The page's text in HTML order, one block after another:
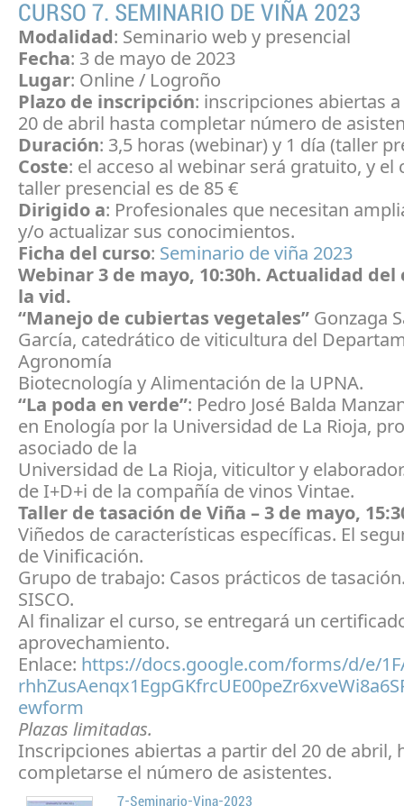
CURSO 7. SEMINARIO DE VIÑA 2023
Modalidad: Seminario web y presencial
Fecha: 3 de mayo de 2023
Lugar: Online / Logroño
Plazo de inscripción: inscripciones abiertas
20 de abril hasta completar número de
Duración: 3,5 horas (webinar) y 1 día (taller
Coste: el acceso al webinar será gratuito, y el
taller presencial es de 85 €
Dirigido a: Profesionales que necesitan
y/o actualizar sus conocimientos.
Ficha del curso: Seminario de viña 2023
Webinar 3 de mayo, 10:30h. Actualidad
la vid.
“Manejo de cubiertas vegetales” Gonzaga
García, catedrático de viticultura del
Agronomía
Biotecnología y Alimentación de la UPNA.
“La poda en verde”: Pedro José Balda
en Enología por la Universidad de La Rioja,
asociado de la
Universidad de La Rioja, viticultor y
de I+D+i de la compañía de vinos Vintae.
Taller de tasación de Viña – 3 de mayo,
Viñedos de características específicas. El
de Vinificación.
Grupo de trabajo: Casos prácticos de
SISCO.
Al finalizar el curso, se entregará un
aprovechamiento.
Enlace: https://docs.google.com/forms/d/e/
ewform
Plazas limitadas.
Inscripciones abiertas a partir del 20 de abril,
completarse el número de asistentes.
7-Seminario-Vina-2023